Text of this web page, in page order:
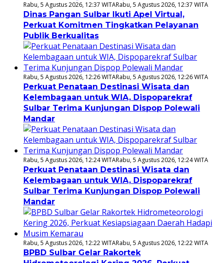
Rabu, 5 Agustus 2026, 12:37 WITARabu, 5 Agustus 2026, 12:37 WITA
Dinas Pangan Sulbar Ikuti Apel Virtual,
Perkuat Komitmen Tingkatkan Pelayanan
Publik Berkualitas
Rabu, 5 Agustus 2026, 12:26 WITARabu, 5 Agustus 2026, 12:26 WITA
Perkuat Penataan Destinasi Wisata dan
Kelembagaan untuk WIA, Dispoparekraf
Sulbar Terima Kunjungan Dispop Polewali
Mandar
Rabu, 5 Agustus 2026, 12:24 WITARabu, 5 Agustus 2026, 12:24 WITA
Perkuat Penataan Destinasi Wisata dan
Kelembagaan untuk WIA, Dispoparekraf
Sulbar Terima Kunjungan Dispop Polewali
Mandar
Rabu, 5 Agustus 2026, 12:22 WITARabu, 5 Agustus 2026, 12:22 WITA
BPBD Sulbar Gelar Rakortek